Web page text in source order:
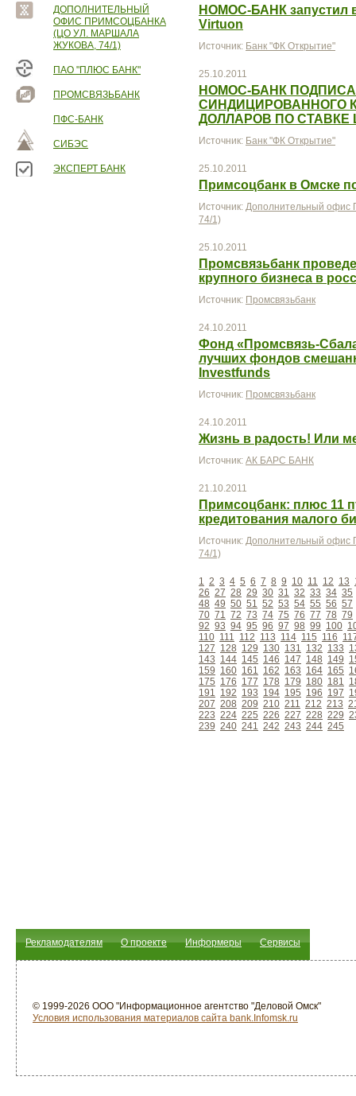
ДОПОЛНИТЕЛЬНЫЙ
ОФИС ПРИМСОЦБАНКА
(ЦО УЛ. МАРШАЛА
ЖУКОВА, 74/1)
ПАО "ПЛЮС БАНК"
ПРОМСВЯЗЬБАНК
ПФС-БАНК
СИБЭС
ЭКСПЕРТ БАНК
НОМОС-БАНК запустил
Virtuon
Источник: Банк "ФК Открытие"
25.10.2011
НОМОС-БАНК
СИНДИЦИРОВАННОГО
ДОЛЛАРОВ ПО СТАВКЕ
Источник: Банк "ФК Открытие"
25.10.2011
Примсоцбанк в Омске
Источник: Дополнительный офис
74/1)
25.10.2011
Промсвязьбанк
крупного бизнеса в
Источник: Промсвязьбанк
24.10.2011
Фонд «Промсвязь-
лучших фондов
Investfunds
Источник: Промсвязьбанк
24.10.2011
Жизнь в радость! Или
Источник: АК БАРС БАНК
21.10.2011
Примсоцбанк: плюс 11
кредитования малого
Источник: Дополнительный офис
74/1)
1 2 3 4 5 6 7 8 9 10 11 12 13
26 27 28 29 30 31 32 33 34 35
48 49 50 51 52 53 54 55 56 57
70 71 72 73 74 75 76 77 78 79
92 93 94 95 96 97 98 99 100
110 111 112 113 114 115 116
127 128 129 130 131 132 133
143 144 145 146 147 148 149
159 160 161 162 163 164 165
175 176 177 178 179 180 181
191 192 193 194 195 196 197
207 208 209 210 211 212 213
223 224 225 226 227 228 229
239 240 241 242 243 244 245
Рекламодателям О проекте Информеры Сервисы
© 1999-2026 ООО "Информационное агентство "Деловой Омск"
Условия использования материалов сайта bank.Infomsk.ru